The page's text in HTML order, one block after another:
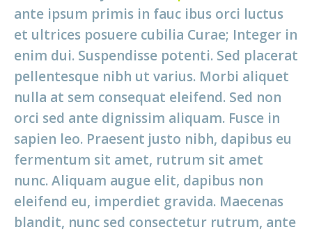
ante ipsum primis in fauc ibus orci luctus
et ultrices posuere cubilia Curae; Integer in
enim dui. Suspendisse potenti. Sed placerat
pellentesque nibh ut varius. Morbi aliquet
nulla at sem consequat eleifend. Sed non
orci sed ante dignissim aliquam. Fusce in
sapien leo. Praesent justo nibh, dapibus eu
fermentum sit amet, rutrum sit amet
nunc. Aliquam augue elit, dapibus non
eleifend eu, imperdiet gravida. Maecenas
blandit, nunc sed consectetur rutrum, ante